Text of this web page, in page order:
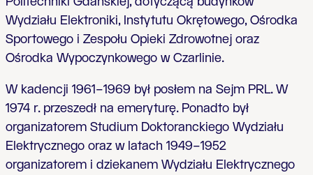
Wydziału Elektroniki, Instytutu Okrętowego, Ośrodka
Sportowego i Zespołu Opieki Zdrowotnej oraz
Ośrodka Wypoczynkowego w Czarlinie.
W kadencji 1961–1969 był posłem na Sejm PRL. W
1974 r. przeszedł na emeryturę. Ponadto był
organizatorem Studium Doktoranckiego Wydziału
Elektrycznego oraz w latach 1949–1952
organizatorem i dziekanem Wydziału Elektrycznego